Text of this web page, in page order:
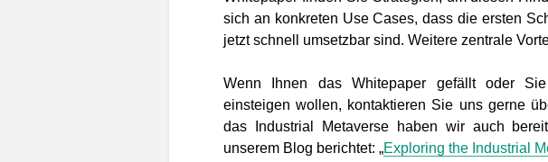
sich an konkreten Use Cases, dass die ersten
jetzt schnell umsetzbar sind. Weitere zentrale
Wenn Ihnen das Whitepaper gefällt oder
einsteigen wollen, kontaktieren Sie uns gerne
das Industrial Metaverse haben wir auch
unserem Blog berichtet: „Exploring the Industrial